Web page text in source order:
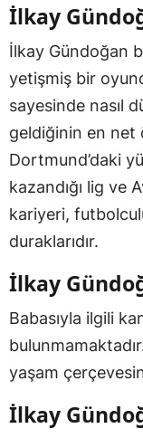
İlkay
İlkay Gündoğan
yetişmiş bir
sayesinde nasıl
geldiğinin en net
Dortmund’daki
kazandığı lig ve
kariyeri,
duraklarıdır.
İlkay
Babasıyla ilgili
yaşam
İlkay